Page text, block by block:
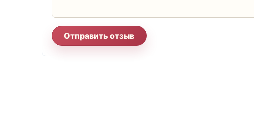
Отправить отзыв